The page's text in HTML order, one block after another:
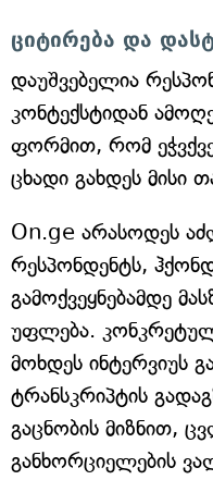
ციტირება და
დაუშვებელია
კონტექსტიდან
ფორმით, რომ
ცხადი გახდეს მისი
On.ge არასოდეს
რესპონდენტს,
გამოქვეყნებამდე
უფლება.
მოხდეს ინტერვიუს
ტრანსკრიპტის
გაცნობის მიზნით,
განხორციელების